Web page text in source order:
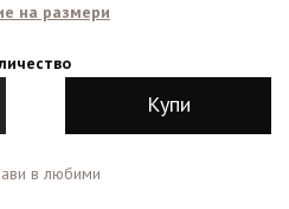
на размери
Купи
в любими